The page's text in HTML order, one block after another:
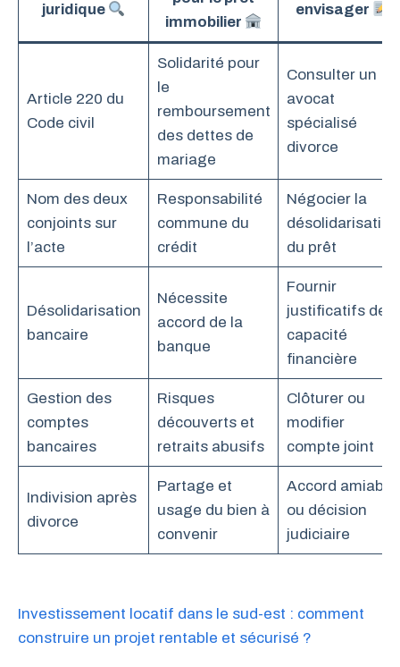
juridique
immobilier
envisager
Article 220 du
Code civil
Solidarité pour
le
remboursement
des dettes de
mariage
Consulter un
avocat
spécialisé
divorce
Nom des deux
conjoints sur
l’acte
Responsabilité
commune du
crédit
Négocier la
désolidarisation
du prêt
Désolidarisation
bancaire
Nécessite
accord de la
banque
Fournir
justificatifs de
capacité
financière
Gestion des
comptes
bancaires
Risques
découverts et
retraits abusifs
Clôturer ou
modifier
compte joint
Indivision après
divorce
Partage et
usage du bien à
convenir
Accord amiable
ou décision
judiciaire
Investissement locatif dans le sud-est : comment
construire un projet rentable et sécurisé ?